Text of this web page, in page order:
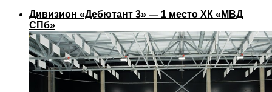
Дивизион «Дебютант 3» — 1 место ХК «МВД
СПб»